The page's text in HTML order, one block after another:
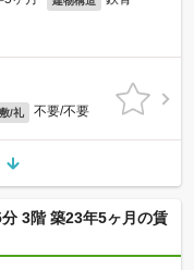
敷/礼 不要/不要
3階 築23年5ヶ月の賃